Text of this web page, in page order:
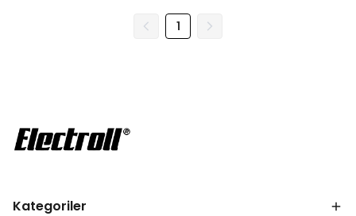
1
Kategoriler